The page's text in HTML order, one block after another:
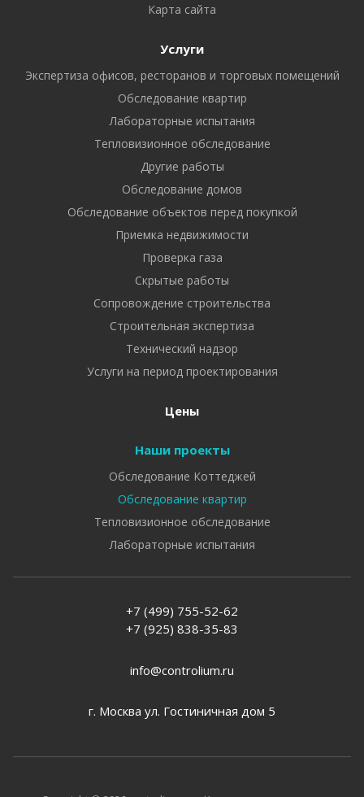
Карта сайта
Услуги
Экспертиза офисов, ресторанов и торговых помещений
Обследование квартир
Лабораторные испытания
Тепловизионное обследование
Другие работы
Обследование домов
Обследование объектов перед покупкой
Приемка недвижимости
Проверка газа
Скрытые работы
Сопровождение строительства
Строительная экспертиза
Технический надзор
Услуги на период проектирования
Цены
Наши проекты
Обследование Коттеджей
Обследование квартир
Тепловизионное обследование
Лабораторные испытания
+7 (499) 755-52-62
+7 (925) 838-35-83
info@controlium.ru
г. Москва ул. Гостиничная дом 5